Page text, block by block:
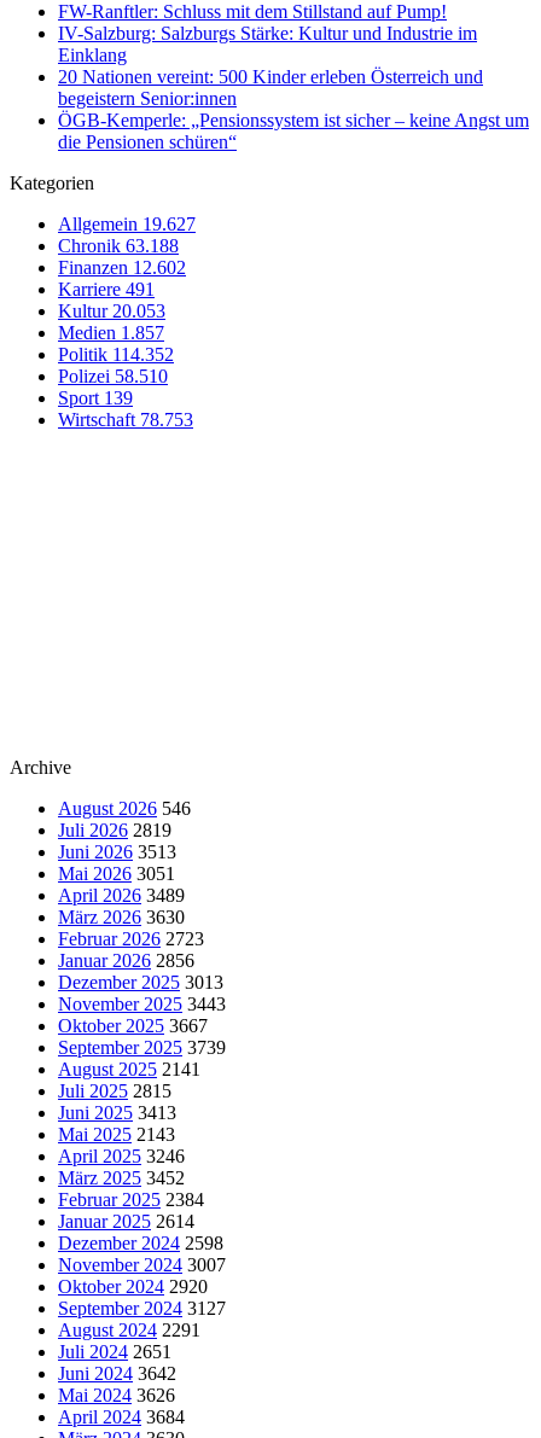
FW-Ranftler: Schluss mit dem Stillstand auf Pump!
IV-Salzburg: Salzburgs Stärke: Kultur und Industrie im
Einklang
20 Nationen vereint: 500 Kinder erleben Österreich und
begeistern Senior:innen
ÖGB-Kemperle: „Pensionssystem ist sicher – keine Angst um
die Pensionen schüren“
Kategorien
Allgemein 19.627
Chronik 63.188
Finanzen 12.602
Karriere 491
Kultur 20.053
Medien 1.857
Politik 114.352
Polizei 58.510
Sport 139
Wirtschaft 78.753
Archive
August 2026 546
Juli 2026 2819
Juni 2026 3513
Mai 2026 3051
April 2026 3489
März 2026 3630
Februar 2026 2723
Januar 2026 2856
Dezember 2025 3013
November 2025 3443
Oktober 2025 3667
September 2025 3739
August 2025 2141
Juli 2025 2815
Juni 2025 3413
Mai 2025 2143
April 2025 3246
März 2025 3452
Februar 2025 2384
Januar 2025 2614
Dezember 2024 2598
November 2024 3007
Oktober 2024 2920
September 2024 3127
August 2024 2291
Juli 2024 2651
Juni 2024 3642
Mai 2024 3626
April 2024 3684